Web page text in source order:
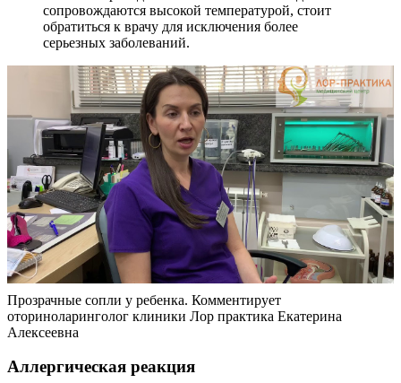
сопровождаются высокой температурой, стоит
обратиться к врачу для исключения более
серьезных заболеваний.
Прозрачные сопли у ребенка. Комментирует
оториноларинголог клиники Лор практика Екатерина
Алексеевна
Аллергическая реакция